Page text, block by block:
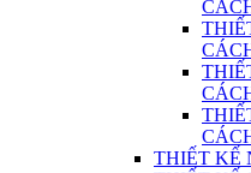
THIẾT KẾ